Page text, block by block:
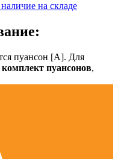
на складе
пуансон [А]. Для
комплект пуансонов,